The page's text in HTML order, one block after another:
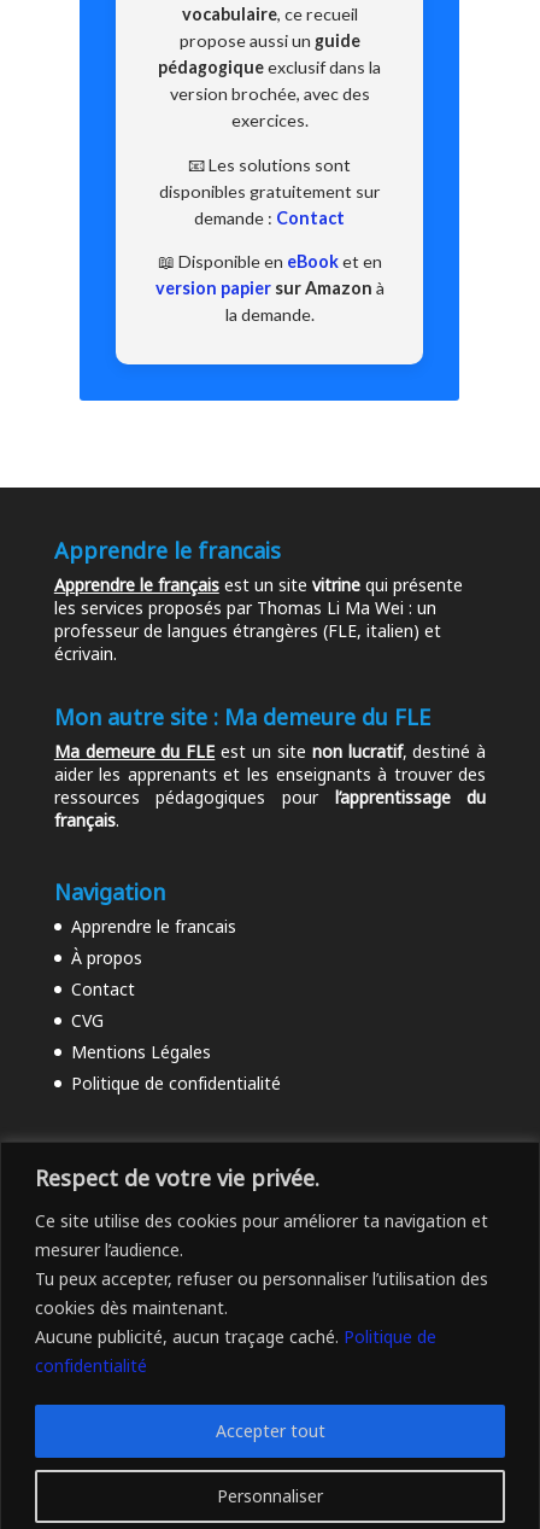
Respect de votre vie privée.
Ce site utilise des cookies pour améliorer ta navigation et
mesurer l’audience.
Tu peux accepter, refuser ou personnaliser l’utilisation des
cookies dès maintenant.
Aucune publicité, aucun traçage caché. Politique de
confidentialité
Personnaliser
Accepter tout
vocabulaire, ce recueil
propose aussi un guide
pédagogiqueexclusif dans la
version brochée, avec des
exercices.
📧 Les solutions sont
disponibles gratuitement sur
demande : Contact
📖 Disponible en eBooket en
version papiersur Amazon à
la demande.
Apprendre le francais
Apprendre le françaisest un site vitrinequi présente
les services proposés par Thomas Li Ma Wei : un
professeur de langues étrangères (FLE, italien) et
écrivain.
Mon autre site : Ma demeure du FLE
Ma demeure du FLE est un site non lucratif, destiné à
aider les apprenants et les enseignants à trouver des
ressources pédagogiques pour l’apprentissage du
français.
Navigation
Apprendre le francais
À propos
Contact
CVG
Mentions Légales
Politique de confidentialité
Apprendre le francaisparThomas Li Ma Wei
Propulsé parEasyHoster- Tous droits réservés
Français